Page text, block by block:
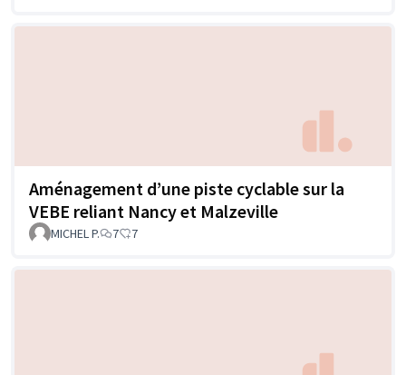
Aménagement d’une piste cyclable sur la
VEBE reliant Nancy et Malzeville
MICHEL P. 7 7